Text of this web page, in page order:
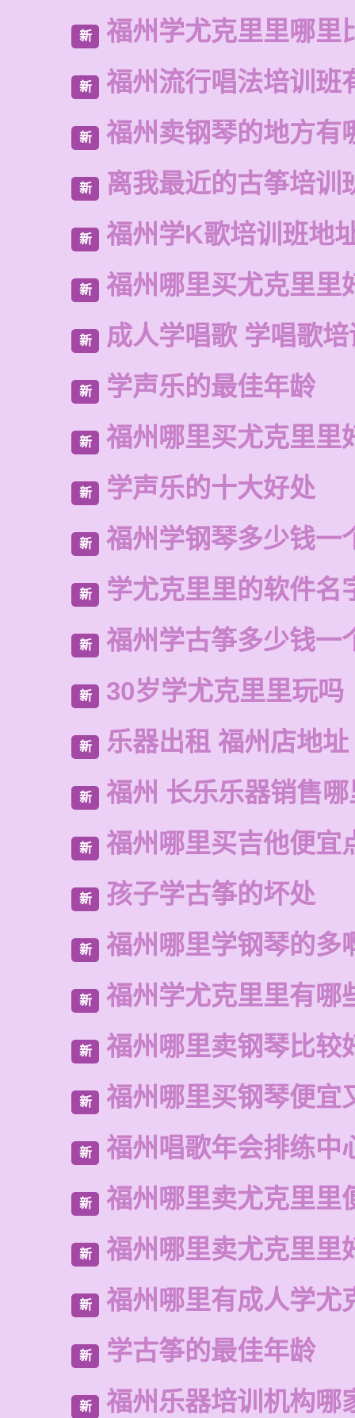
新 福州学尤克里里哪里
新 福州流行唱法培训班
新 福州卖钢琴的地方有
新 离我最近的古筝培训
新 福州学K歌培训班地
新 福州哪里买尤克里里
新 成人学唱歌 学唱歌
新 学声乐的最佳年龄
新 福州哪里买尤克里里
新 学声乐的十大好处
新 福州学钢琴多少钱一
新 学尤克里里的软件名
新 福州学古筝多少钱一
新 30岁学尤克里里玩吗
新 乐器出租 福州店地址
新 福州 长乐乐器销售
新 福州哪里买吉他便宜
新 孩子学古筝的坏处
新 福州哪里学钢琴的多
新 福州学尤克里里有哪
新 福州哪里卖钢琴比较
新 福州哪里买钢琴便宜
新 福州唱歌年会排练中
新 福州哪里卖尤克里里
新 福州哪里卖尤克里里
新 福州哪里有成人学尤
新 学古筝的最佳年龄
新 福州乐器培训机构哪